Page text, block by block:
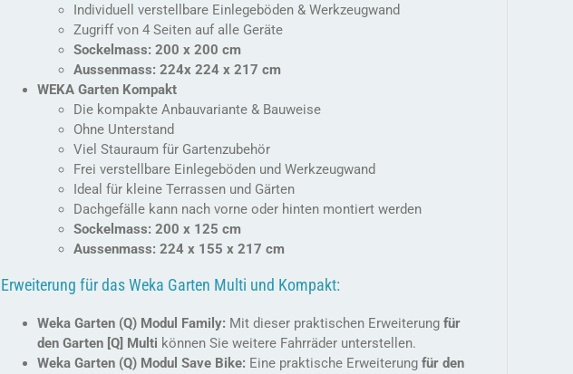
Individuell verstellbare Einlegeböden & Werkzeugwand
Zugriff von 4 Seiten auf alle Geräte
Sockelmass: 200 x 200 cm
Aussenmass: 224x 224 x 217 cm
WEKA Garten Kompakt
Die kompakte Anbauvariante & Bauweise
Ohne Unterstand
Viel Stauraum für Gartenzubehör
Frei verstellbare Einlegeböden und Werkzeugwand
Ideal für kleine Terrassen und Gärten
Dachgefälle kann nach vorne oder hinten montiert werden
Sockelmass: 200 x 125 cm
Aussenmass: 224 x 155 x 217 cm
Erweiterung für das Weka Garten Multi und Kompakt:
Weka Garten (Q) Modul Family: Mit dieser praktischen Erweiterung für
den Garten [Q] Multi können Sie weitere Fahrräder unterstellen.
Weka Garten (Q) Modul Save Bike: Eine praktische Erweiterung für den